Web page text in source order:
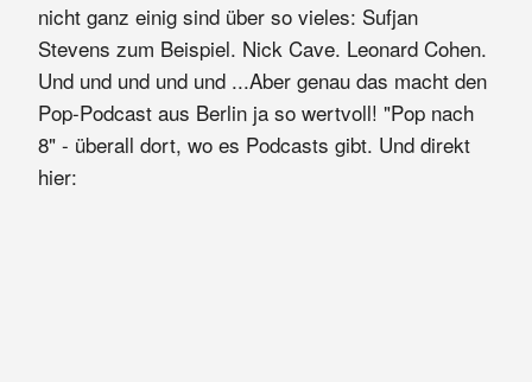
nicht ganz einig sind über so vieles: Sufjan
Stevens zum Beispiel. Nick Cave. Leonard Cohen.
Und und und und und ...Aber genau das macht den
Pop-Podcast aus Berlin ja so wertvoll! "Pop nach
8" - überall dort, wo es Podcasts gibt. Und direkt
hier: